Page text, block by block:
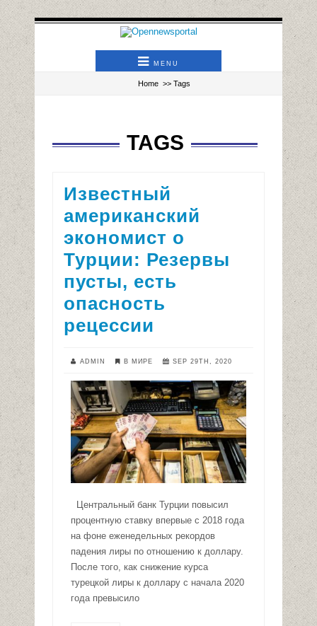
MENU
Home >> Tags
TAGS
Известный
американский
экономист о
Турции: Резервы
пусты, есть
опасность
рецессии
ADMIN В МИРЕ SEP 29TH, 2020
Центральный банк Турции повысил
процентную ставку впервые с 2018 года
на фоне еженедельных рекордов
падения лиры по отношению к доллару.
После того, как снижение курса
турецкой лиры к доллару с начала 2020
года превысило